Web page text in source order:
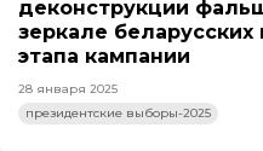
деконструкции
зеркале
этапа кампании
28 января 2025
президентские выборы-2025